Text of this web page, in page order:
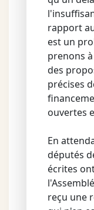
rapport
est un
prenons
des
précises
ouvertes
En
députés
écrites
reçu une